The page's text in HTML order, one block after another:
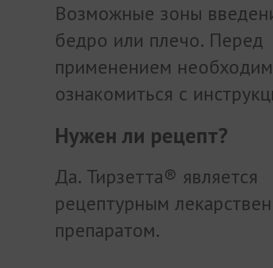
Возможные зоны
бедро или плечо. Перед
применением
ознакомиться с
Нужен ли рецепт?
Да. Тирзетта® является
рецептурным
препаратом.